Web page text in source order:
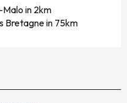
in 2km
Bretagne in 75km